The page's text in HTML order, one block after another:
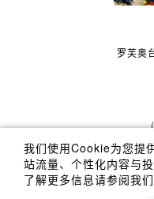
罗芙奥
我们使用Cookie为您提
站流量、个性化内容与
了解更多信息请参阅我